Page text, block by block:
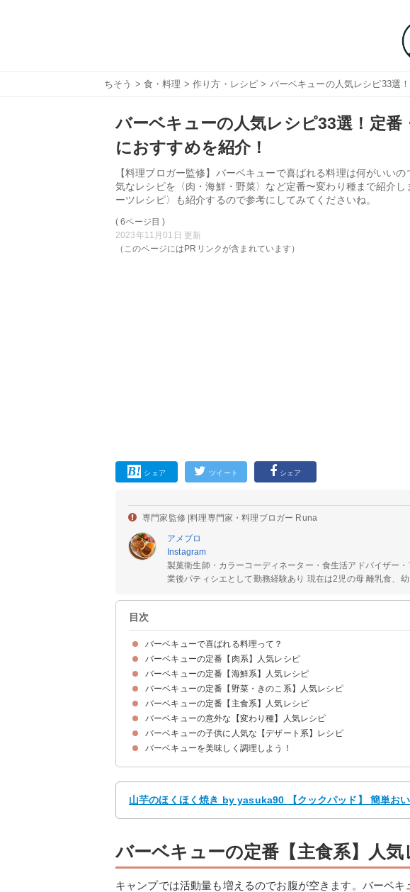
ちそう > 食・料理 >作り方・レシピ > バーベキューの人気レシピ33選
バーベキューの人気レシピ33選！定番
におすすめを紹介！
【料理ブロガー監修】バーベキューで喜ばれる料理は何がいい
気なレシピを〈肉・海鮮・野菜〉など定番〜変わり種まで紹介
ーツレシピ〉も紹介するので参考にしてみてくださいね。
( 6ページ目 )
2023年11月01日 更新
（このページにはPRリンクが含まれています）
シェア ツイート シェア
専門家監修 |料理専門家・料理ブロガー Runa
アメブロ
Instagram
製菓衛生師・カラーコーディネーター・食生活アドバイザー
業後パティシエとして勤務経験あり 現在は2児の母 離乳食、
目次
バーベキューで喜ばれる料理って？
バーベキューの定番【肉系】人気レシピ
①ローストビーフ
②マスタードチキン
③豚肉の串焼き
④ガーリックウインナー
⑤スペアリブ
⑥手羽先のハーブ焼
⑦ベーコン巻き
バーベキューの定番【海鮮系】人気レシピ
①海老の塩レモン
②ほたての串焼き
③イカのホイル焼き
④アクアパッツァ
⑤サーモンのホイル焼き
⑥めかじきのグリル
⑦たこのアヒージョ
バーベキューの定番【野菜・きのこ系】人気レシピ
①玉ねぎのホイル焼き
②じゃがいもトマトチーズ
③マッシルームのバジル焼き
④きのこのホイル焼き
⑤アボカドチーズ焼き
⑥カラフル野菜の串焼き
⑦スパイシー山芋
バーベキューの定番【主食系】人気レシピ
①焼きおにぎり
②海鮮焼きそば
③明太チーズもち
④簡単手作りピザ
バーベキューの意外な【変わり種】人気レシピ
①チーズフォンデュ
②納豆・キムチチーズの揚げ包み
③ツナ缶のアヒージョ
④はんぺん納豆サンド
バーベキューの子供に人気な【デザート系】レシピ
①スモア
②チョコフォンデュ
③アップルシナモン
④さつまいものキャラメルフォンデュ
バーベキューを美味しく調理しよう！
山芋のほくほく焼き by yasuka90 【クックパッド】 簡単お
バーベキューの定番【主食系】人気
キャンプでは活動量も増えるのでお腹が空きます。バーベ